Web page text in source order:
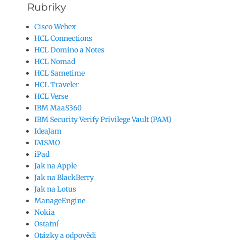
Rubriky
Cisco Webex
HCL Connections
HCL Domino a Notes
HCL Nomad
HCL Sametime
HCL Traveler
HCL Verse
IBM MaaS360
IBM Security Verify Privilege Vault (PAM)
IdeaJam
IMSMO
iPad
Jak na Apple
Jak na BlackBerry
Jak na Lotus
ManageEngine
Nokia
Ostatní
Otázky a odpovědi